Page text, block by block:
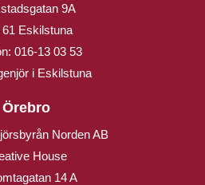
9A
61 Eskilstuna
016-13 03 53
i Eskilstuna
Örebro
Norden AB
House
14 A